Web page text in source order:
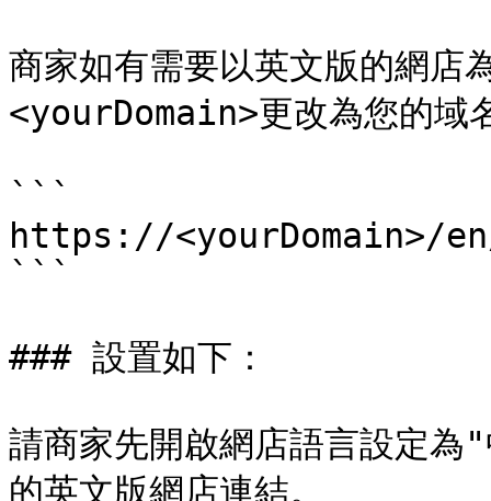
商家如有需要以英文版的網店
<yourDomain>更改為您的域
```
https://<yourDomain>/
```
### 設置如下：
請商家先開啟網店語言設定為
的英文版網店連結。